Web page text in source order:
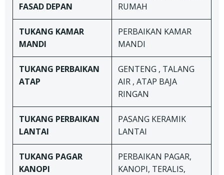
FASAD DEPAN
RUMAH
TUKANG KAMAR
MANDI
PERBAIKAN KAMAR
MANDI
TUKANG PERBAIKAN
ATAP
GENTENG , TALANG
AIR , ATAP BAJA
RINGAN
TUKANG PERBAIKAN
LANTAI
PASANG KERAMIK
LANTAI
TUKANG PAGAR
KANOPI
PERBAIKAN PAGAR,
KANOPI, TERALIS,